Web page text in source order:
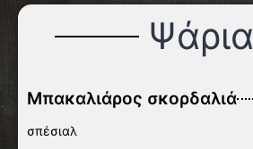
Ψάρια
Μπακαλιάρος σκορδαλιά
σπέσιαλ